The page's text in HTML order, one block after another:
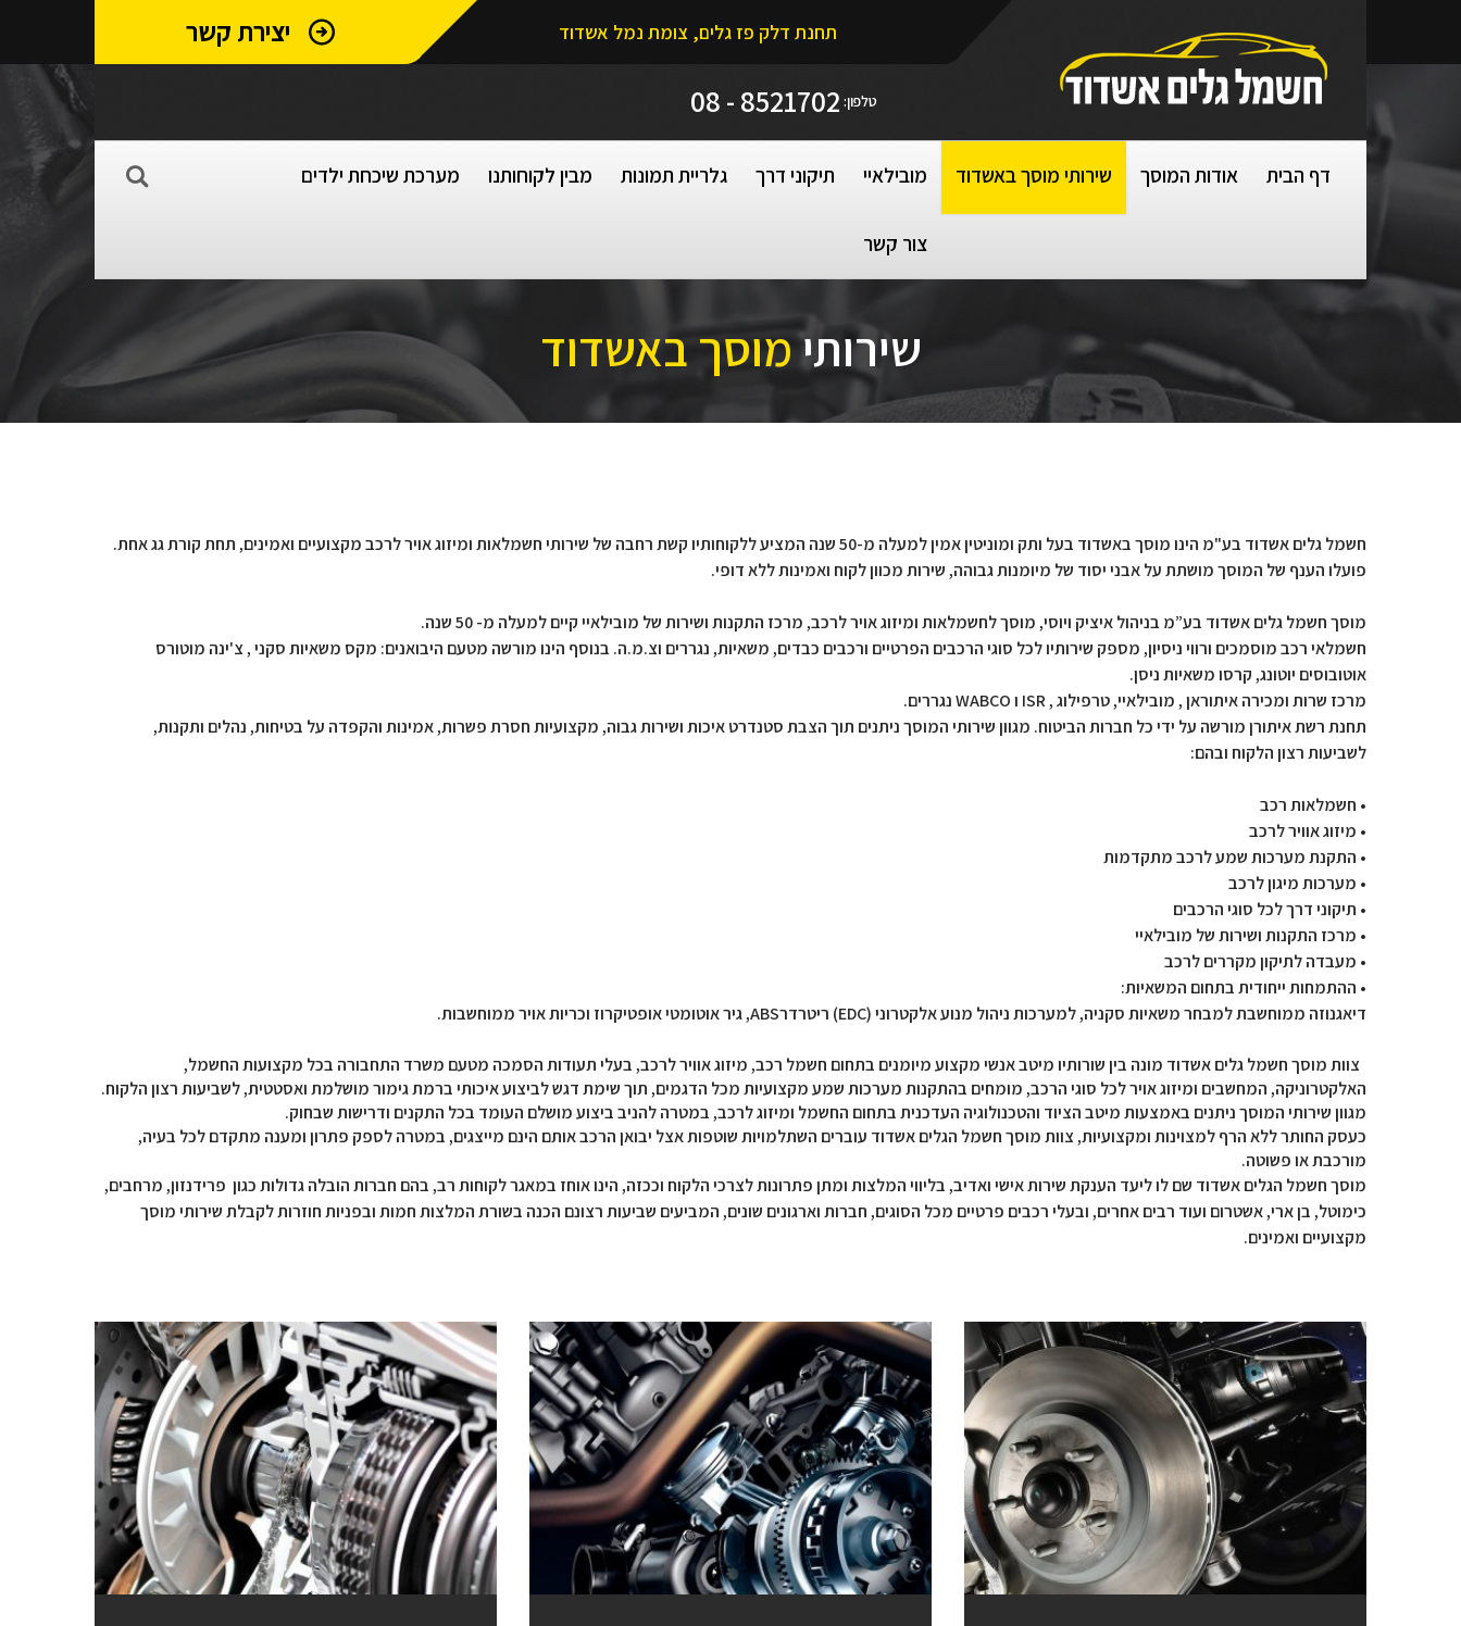
תחנת דלק פז גלים, צומת נמל אשדוד יצירת קשר
טלפון: 8521702 - 08
דף הבית אודות המוסך שירותי מוסך באשדוד מובילאיי תיקוני דרך גלריית תמונות מבין לקוחותנו מערכת שיכחת ילדים
צור קשר
שירותימוסך באשדוד
חשמל גלים אשדוד בע"מ הינו מוסך באשדוד בעל ותק ומוניטין אמין למעלה מ-50 שנה המציע ללקוחותיו קשת רחבה של שירותי חשמלאות ומיזוג אויר לרכב מקצועיים ואמינים, תחת קורת גג אחת.
פועלו הענף של המוסך מושתת על אבני יסוד של מיומנות גבוהה, שירות מכוון לקוח ואמינות ללא דופי.
מוסך חשמל גלים אשדוד בע”מ בניהול איציק ויוסי, מוסך לחשמלאות ומיזוג אויר לרכב, מרכז התקנות ושירות של מובילאיי קיים למעלה מ- 50 שנה.
חשמלאי רכב מוסמכים ורווי ניסיון, מספק שירותיו לכל סוגי הרכבים הפרטיים ורכבים כבדים, משאיות, נגררים וצ.מ.ה. בנוסף הינו מורשה מטעם היבואנים: מקס משאיות סקני , צ'ינה מוטורס
אוטובוסים יוטונג, קרסו משאיות ניסן.
מרכז שרות ומכירה איתוראן , מובילאיי, טרפילוג , ISR ו WABCO נגררים.
תחנת רשת איתורן מורשה על ידי כל חברות הביטוח. מגוון שירותי המוסך ניתנים תוך הצבת סטנדרט איכות ושירות גבוה, מקצועיות חסרת פשרות, אמינות והקפדה על בטיחות, נהלים ותקנות,
לשביעות רצון הלקוח ובהם:
• חשמלאות רכב
• מיזוג אוויר לרכב
• התקנת מערכות שמע לרכב מתקדמות
• מערכות מיגון לרכב
• תיקוני דרך לכל סוגי הרכבים
• מרכז התקנות ושירות של מובילאיי
• מעבדה לתיקון מקררים לרכב
• ההתמחות ייחודית בתחום המשאיות:
דיאגנוזה ממוחשבת למבחר משאיות סקניה, למערכות ניהול מנוע אלקטרוני (EDC) ריטרדרABS, גיר אוטומטי אופטיקרוז וכריות אויר ממוחשבות.
צוות מוסך חשמל גלים אשדוד מונה בין שורותיו מיטב אנשי מקצוע מיומנים בתחום חשמל רכב, מיזוג אוויר לרכב, בעלי תעודות הסמכה מטעם משרד התחבורה בכל מקצועות החשמל,
האלקטרוניקה, המחשבים ומיזוג אויר לכל סוגי הרכב, מומחים בהתקנות מערכות שמע מקצועיות מכל הדגמים, תוך שימת דגש לביצוע איכותי ברמת גימור מושלמת ואסטטית, לשביעות רצון הלקוח.
מגוון שירותי המוסך ניתנים באמצעות מיטב הציוד והטכנולוגיה העדכנית בתחום החשמל ומיזוג לרכב, במטרה להניב ביצוע מושלם העומד בכל התקנים ודרישות שבחוק.
כעסק החותר ללא הרף למצוינות ומקצועיות, צוות מוסך חשמל הגלים אשדוד עוברים השתלמויות שוטפות אצל יבואן הרכב אותם הינם מייצגים, במטרה לספק פתרון ומענה מתקדם לכל בעיה,
מורכבת או פשוטה.
מוסך חשמל הגלים אשדוד שם לו ליעד הענקת שירות אישי ואדיב, בליווי המלצות ומתן פתרונות לצרכי הלקוח וככזה, הינו אוחז במאגר לקוחות רב, בהם חברות הובלה גדולות כגון פרידנזון, מרחבים,
כימוטל, בן ארי, אשטרום ועוד רבים אחרים, ובעלי רכבים פרטיים מכל הסוגים, חברות וארגונים שונים, המביעים שביעות רצונם הכנה בשורת המלצות חמות ובפניות חוזרות לקבלת שירותי מוסך
מקצועיים ואמינים.